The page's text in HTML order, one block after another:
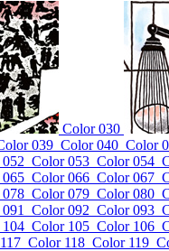
Color 030
039 Color 040 Color
Color 053 Color 054
Color 066 Color 067
Color 079 Color 080
Color 092 Color 093
Color 105 Color 106
Color 118 Color 119